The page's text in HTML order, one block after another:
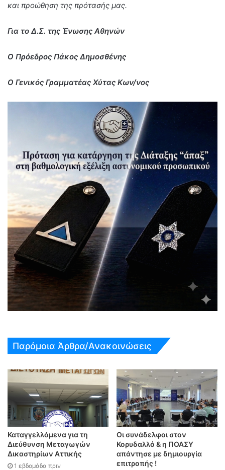
και προώθηση της πρότασής μας.
Για το Δ.Σ. της Ένωσης Αθηνών
Ο Πρόεδρος Πάκος Δημοσθένης
Ο Γενικός Γραμματέας Χύτας Κων/νος
Παρόμοια Άρθρα/Ανακοινώσεις
Καταγγελλόμενα για τη
Διεύθυνση Μεταγωγών
Δικαστηρίων Αττικής
1 εβδομάδα πριν
Οι συνάδελφοι στον
Κορυδαλλό & η ΠΟΑΣΥ
απάντησε με δημιουργία
επιτροπής !